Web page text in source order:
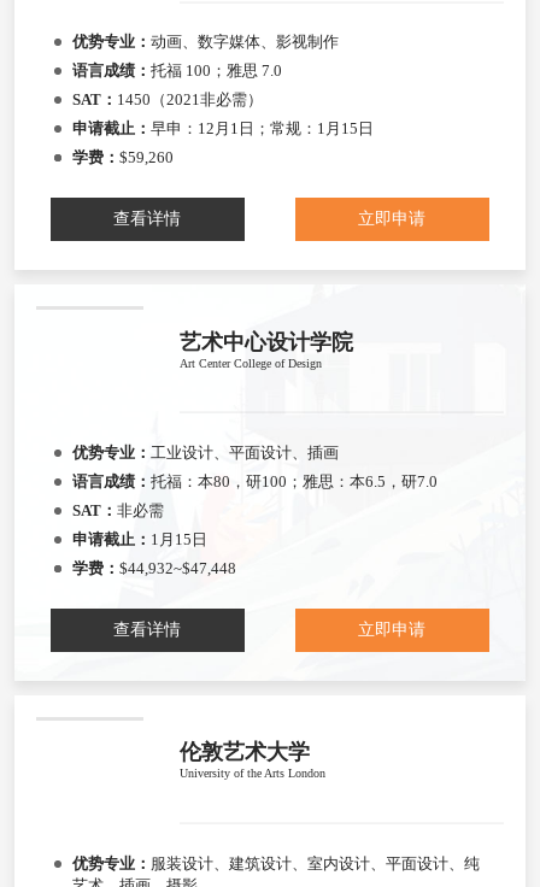
优势专业： 动画、数字媒体、影视制作
语言成绩： 托福 100；雅思 7.0
SAT： 1450（2021非必需）
申请截止： 早申：12月1日；常规：1月15日
学费： $59,260
查看详情 立即申请
艺术中心设计学院
Art Center College of Design
优势专业： 工业设计、平面设计、插画
语言成绩： 托福：本80，研100；雅思：本6.5，研7.0
SAT： 非必需
申请截止： 1月15日
学费： $44,932~$47,448
查看详情 立即申请
伦敦艺术大学
University of the Arts London
优势专业： 服装设计、建筑设计、室内设计、平面设计、纯